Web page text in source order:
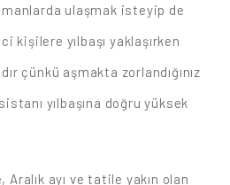
ulaşmak isteyip de
kişilere yılbaşı yaklaşırken
çünkü aşmakta zorlandığınız
yılbaşına doğru yüksek
ayı ve tatile yakın olan